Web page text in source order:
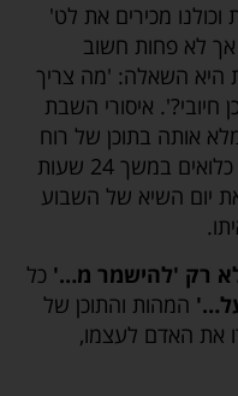
מכירים את לט'
לא פחות חשוב
היא השאלה: 'מה צריך
חיובי?'. איסורי השבת
אותה בתוכן של רוח
ונשמה. אם לא נעשה זאת, נישאר כלואים במשך 24 שעות
יום השיא של השבוע
רק 'להישמר מ…' כל
המהות והתוכן של
את האדם לעצמו,